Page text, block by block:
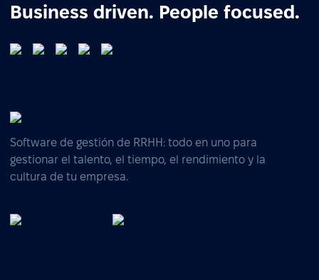
Business driven. People focused.
Software de gestión de RRHH: todo en uno para
gestionar el talento, el tiempo, el rendimiento y la
cultura de tu empresa.